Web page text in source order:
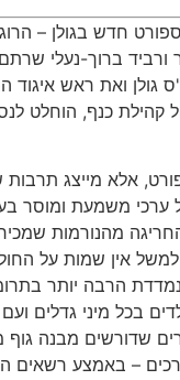
חדש בגולן –
ורביד ברוך-נעלי שרתם
ואת ראש איגוד
כנף, הוחלט
אלא מייצג
על ערכי משמעת ומוסר
מהנורמות
למשל אין שמות על
הרבה יותר
בכל מיני גדלים
שדורשים מבנה גוף
– באמצע רשאים